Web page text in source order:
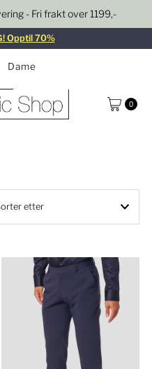
- Fri frakt over 1199,-
Opptil 70%
Dame
0
Mest relevant
Bestselger
Alfabetisk, A–Å
Alfabetisk, Å–A
Pris, lav til høy